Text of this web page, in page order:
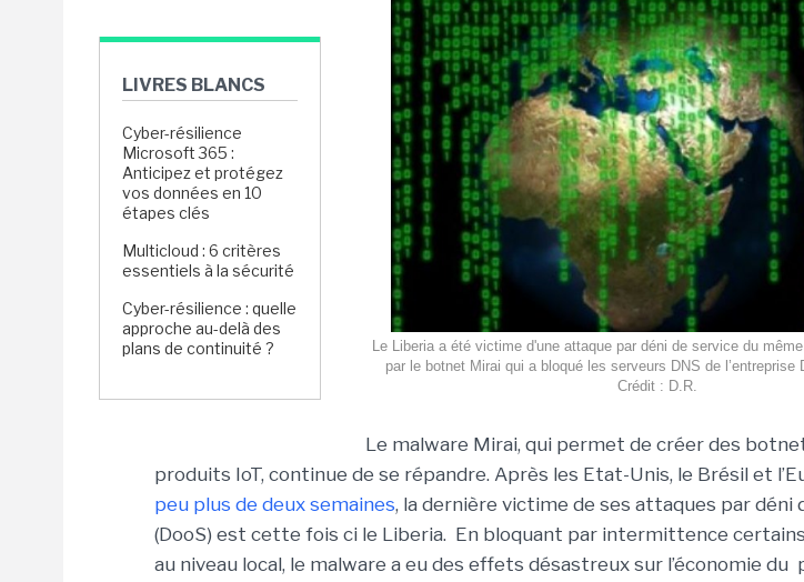
LIVRES BLANCS
Cyber-résilience
Microsoft 365 :
Anticipez et protégez
vos données en 10
étapes clés
Multicloud : 6 critères
essentiels à la sécurité
Cyber-résilience : quelle
approche au-delà des
plans de continuité ?
Le Liberia a été victime d'une attaque par déni de service du
par le botnet Mirai qui a bloqué les serveurs DNS de l’entreprise
Crédit : D.R.
Le malware Mirai, qui permet de créer des
produits IoT, continue de se répandre. Après les Etat-Unis, le Brésil et
peu plus de deux semaines, la dernière victime de ses attaques par déni
(DooS) est cette fois ci le Liberia. En bloquant par intermittence
au niveau local, le malware a eu des effets désastreux sur l’économie du